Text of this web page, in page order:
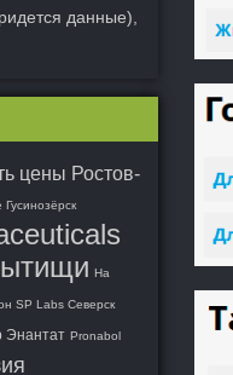
данные),
цены Ростов-
На
SP Labs Северск
Энантат Pronabol